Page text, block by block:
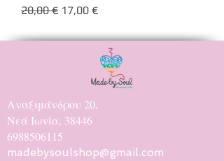
Κανονική τιμή
20,00 € Τιμή Έκπτωσης
17,00 €
Αναξιμάνδρου 20,
Νεά Ιωνία, 38446
6988506115
madebysoulshop@gmail.com